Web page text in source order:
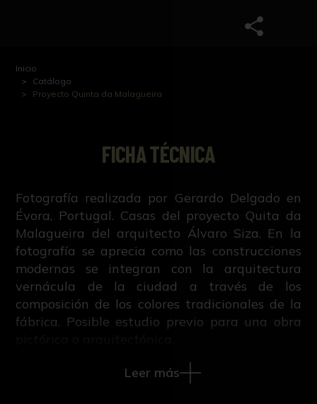
Inicio
Catálogo
Proyecto Quinta da Malagueira
FICHA TÉCNICA
Fotografía realizada por Gerardo Delgado en
Évora, Portugal. Casas del proyecto Quita da
Malagueira del arquitecto Álvaro Siza. En la
fotografía se aprecia como las construcciones
modernas se integran con la arquitectura
vernácula de la ciudad a través de los
composición de los colores tradicionales de la
fábrica. Posible estudio previo para una obra
Leer más